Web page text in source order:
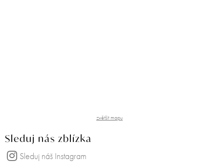
zvětšit mapu
Sleduj nás zblízka
Sleduj náš Instagram